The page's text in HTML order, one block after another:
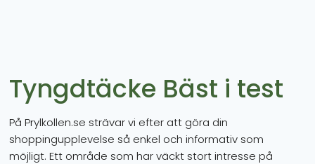
Tyngdtäcke Bäst i test
På Prylkollen.se strävar vi efter att göra din
shoppingupplevelse så enkel och informativ som
möjligt. Ett område som har väckt stort intresse på